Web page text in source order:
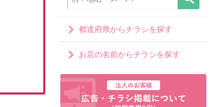
都道府県からチラシを探す
お店の名前からチラシを探す